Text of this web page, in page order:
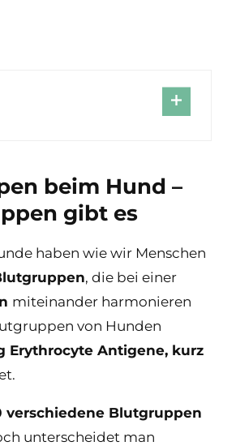
beim Hund –
gibt es
haben wie wir Menschen
, die bei einer
miteinander harmonieren
von Hunden
Erythrocyte Antigene, kurz
verschiedene Blutgruppen
unterscheidet man